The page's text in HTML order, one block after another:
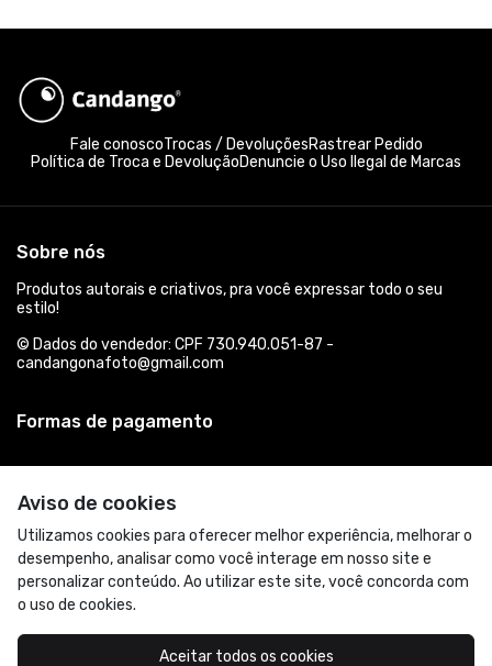
Aviso de cookies
Utilizamos cookies para oferecer melhor experiência, melhorar o
desempenho, analisar como você interage em nosso site e
personalizar conteúdo. Ao utilizar este site, você concorda com
o uso de cookies.
Aceitar todos os cookies
Fale conoscoTrocas / DevoluçõesRastrear Pedido
Política de Troca e DevoluçãoDenuncie o Uso Ilegal de Marcas
Sobre nós
Produtos autorais e criativos, pra você expressar todo o seu
estilo!
© Dados do vendedor: CPF 730.940.051-87 -
candangonafoto@gmail.com
Formas de pagamento
Acompanhe-nos: